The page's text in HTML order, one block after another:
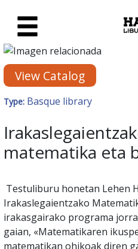
New Books
View Catalog
Type: Basque library
matematika eta
Testuliburu honetan Lehen
Irakaslegaientzako
irakasgairako programa
gaian, «Matematikaren
matematikan ohikoak diren